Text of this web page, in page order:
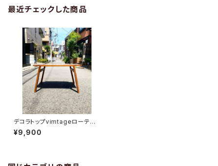
最近チェックした商品
デコラトップvimtageローテー
ブル
¥9,900